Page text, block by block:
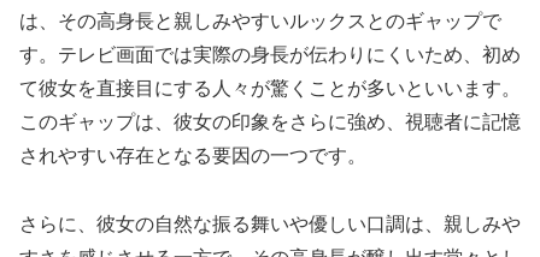
は、その高身長と親しみやすいルックスとのギャップで
す。テレビ画面では実際の身長が伝わりにくいため、初め
て彼女を直接目にする人々が驚くことが多いといいます。
このギャップは、彼女の印象をさらに強め、視聴者に記憶
されやすい存在となる要因の一つです。
さらに、彼女の自然な振る舞いや優しい口調は、親しみや